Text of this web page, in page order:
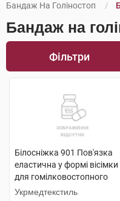
Бандаж На Голіностоп
Бандаж на
Фільтри
Білосніжка 901 Пов'язка
еластична у формі вісімки
для гомілковостопного
суглобу розмір 1 1 шт
Укрмедтекстиль